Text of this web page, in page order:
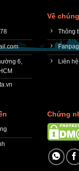
6,
Về
Thông
Liên hệ
Chứng